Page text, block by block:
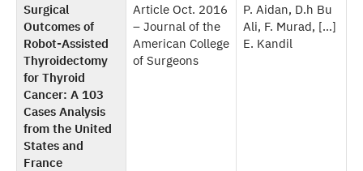
Surgical
Outcomes of
Robot-Assisted
Thyroidectomy
for Thyroid
Cancer: A 103
Cases Analysis
from the United
States and
France
Article Oct. 2016
– Journal of the
American College
of Surgeons
P. Aidan, D.h Bu
Ali, F. Murad, […]
E. Kandil